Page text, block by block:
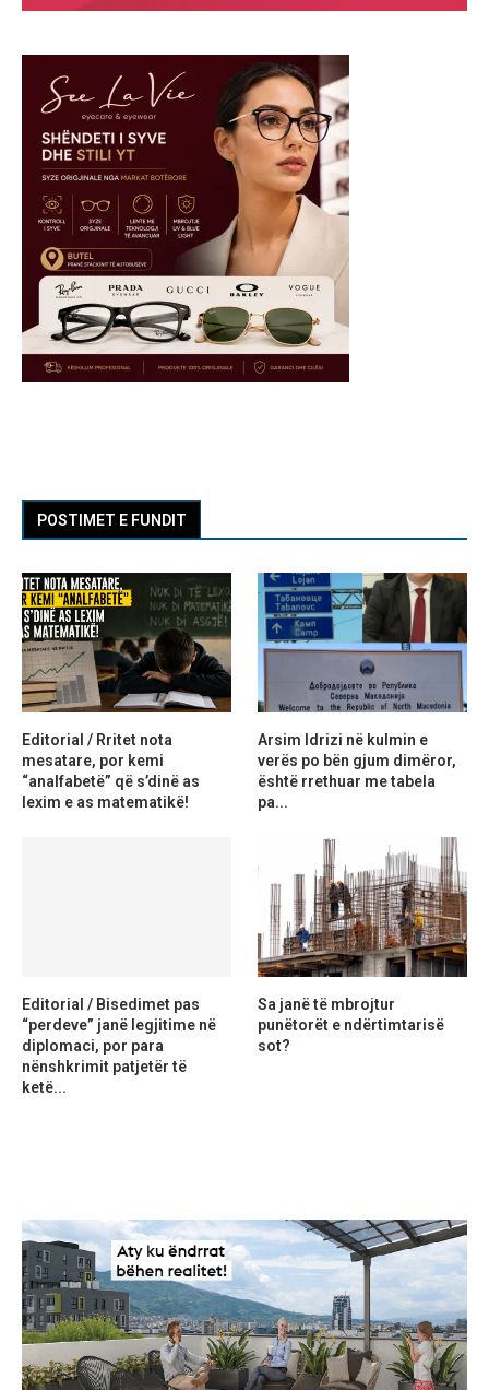
POSTIMET E FUNDIT
Editorial / Rritet nota
mesatare, por kemi
“analfabetë” që s’dinë as
lexim e as matematikë!
Arsim Idrizi në kulmin e
verës po bën gjum dimëror,
është rrethuar me tabela
pa...
Editorial / Bisedimet pas
“perdeve” janë legjitime në
diplomaci, por para
nënshkrimit patjetër të
ketë...
Sa janë të mbrojtur
punëtorët e ndërtimtarisë
sot?